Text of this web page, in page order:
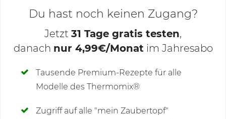
Deine Notizen
Du hast noch keinen Zugang?
Jetzt 31 Tage gratis testen,
danach nur 4,99€/Monat im Jahresabo
Tausende Premium-Rezepte für alle
Modelle des Thermomix®
Zugriff auf alle "mein Zaubertopf"